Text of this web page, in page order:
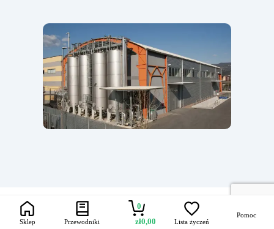
Sklep Przewodniki
0
zł0,00 Lista życzeń
Pomoc